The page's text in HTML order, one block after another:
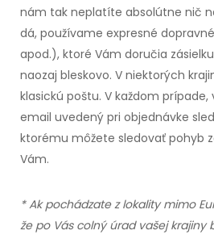
nám tak neplatíte absolútne nič
dá, používame expresné dopravné
apod.), ktoré Vám doručia
naozaj bleskovo. V niektorých
klasickú poštu. V každom
email uvedený pri objednávke
ktorému môžete sledovať pohyb
Vám.
* Ak pochádzate z lokality mimo
že po Vás colný úrad vašej krajiny